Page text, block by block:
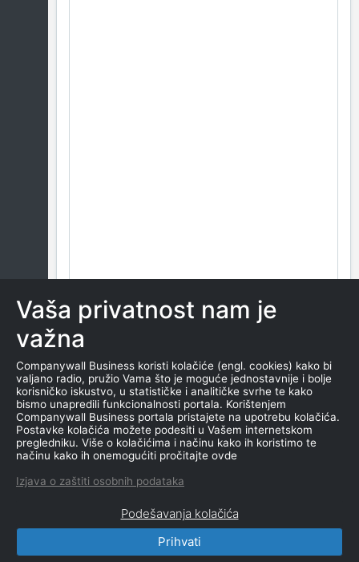
CompanyWall Business © 2026
korišćenja | Izjava o privatnosti
Vaša privatnost nam je
važna
Companywall Business koristi kolačiće (engl. cookies) kako bi
valjano radio, pružio Vama što je moguće jednostavnije i bolje
korisničko iskustvo, u statističke i analitičke svrhe te kako
bismo unapredili funkcionalnosti portala. Korištenjem
Companywall Business portala pristajete na upotrebu kolačića.
Postavke kolačića možete podesiti u Vašem internetskom
pregledniku. Više o kolačićima i načinu kako ih koristimo te
načinu kako ih onemogućiti pročitajte ovde
Izjava o zaštiti osobnih podataka
Podešavanja kolačića
Prihvati